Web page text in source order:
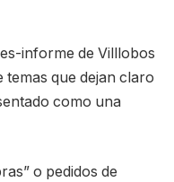
informe de Villlobos
que dejan claro
como una
o pedidos de